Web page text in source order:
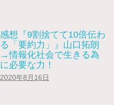
感想『9割捨てて10倍伝わ
る「要約力」』山口拓朗
→情報化社会で生きる為
に必要な力！
2020年8月16日